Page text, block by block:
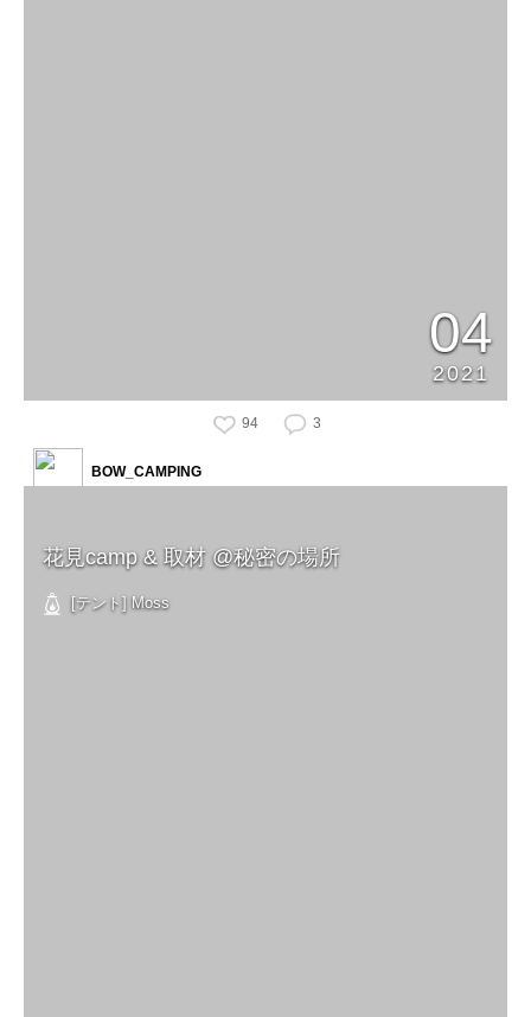
04
2021
94 3
花見camp & 取材 @秘密の場所
[テント] Moss
BOW_CAMPING